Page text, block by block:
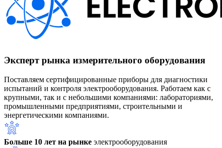
Эксперт рынка измерительного оборудования
Поставляем сертифицированные приборы для диагностики
испытаний и контроля электрооборудования. Работаем как с
крупными, так и с небольшими компаниями: лабораториями,
промышленными предприятиями, строительными и
энергетическими компаниями.
Больше 10 лет на рынке электрооборудования